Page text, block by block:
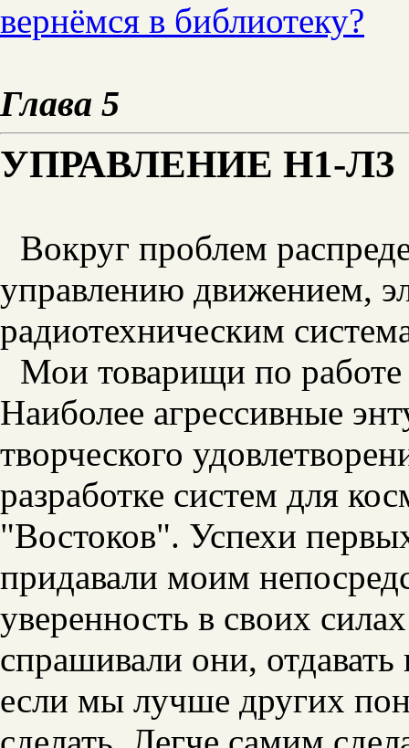
вернёмся в библиотеку?
Глава 5
УПРАВЛЕНИЕ Н1-Л3
Вокруг проблем
управлению движением,
радиотехническим
Мои товарищи по работе
Наиболее агрессивные
творческого
разработке систем для
"Востоков". Успехи
придавали моим
уверенность в своих
спрашивали они,
если мы лучше других